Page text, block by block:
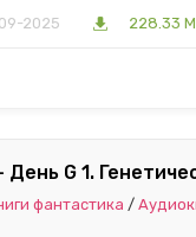
2025 228.33
G 1.
фантастика /